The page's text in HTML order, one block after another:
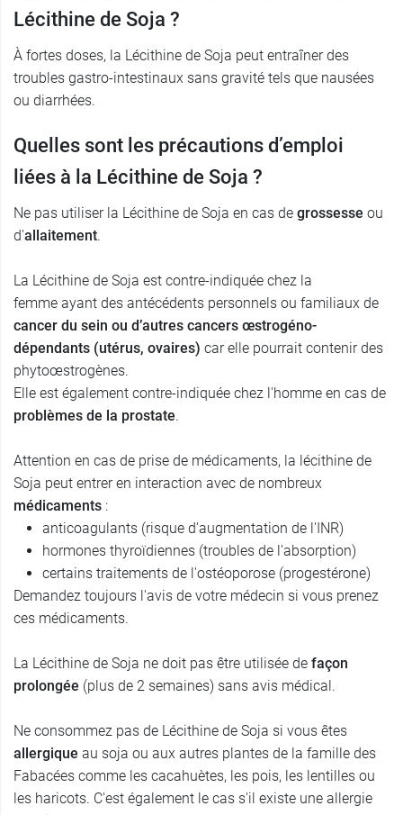
Lécithine de Soja ?
À fortes doses, la Lécithine de Soja peut entraîner des
troubles gastro-intestinaux sans gravité tels que nausées
ou diarrhées.
Quelles sont les précautions d’emploi
liées à la Lécithine de Soja ?
Ne pas utiliser la Lécithine de Soja en cas de grossesse ou
d'allaitement.
La Lécithine de Soja est contre-indiquée chez la
femme ayant des antécédents personnels ou familiaux de
cancer du sein ou d’autres cancers œstrogéno-
dépendants (utérus, ovaires) car elle pourrait contenir des
phytoœstrogènes.
Elle est également contre-indiquée chez l'homme en cas de
problèmes de la prostate.
Attention en cas de prise de médicaments, la lécithine de
Soja peut entrer en interaction avec de nombreux
médicaments :
anticoagulants (risque d'augmentation de l'INR)
hormones thyroïdiennes (troubles de l'absorption)
certains traitements de l'ostéoporose (progestérone)
Demandez toujours l'avis de votre médecin si vous prenez
ces médicaments.
La Lécithine de Soja ne doit pas être utilisée de façon
prolongée (plus de 2 semaines) sans avis médical.
Ne consommez pas de Lécithine de Soja si vous êtes
allergique au soja ou aux autres plantes de la famille des
Fabacées comme les cacahuètes, les pois, les lentilles ou
les haricots. C'est également le cas s'il existe une allergie